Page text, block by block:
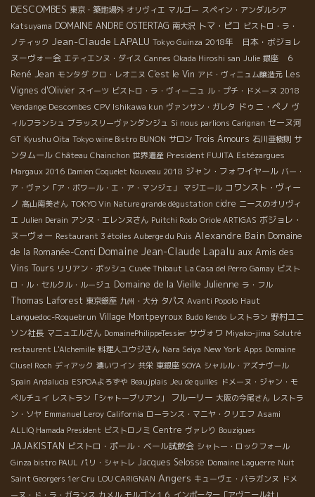
DESCOMBES 東京・築地場外 オリヴィエ マルゴー スペイン・アンダルシア
Katsuyama DOMAINE ANDRE OSTERTAG 南大沢 トマ・ピコ ビストロ・ラ・
ノティック
Jean-Claude LAPALU Tokyo Guinza 2018年 日本・ボジョレ
ヌーヴォー会 エティエンヌ・ダイス Cannes Okada Hiroshi san Julie 銀座 ６
René Jean モンタダ クロ・レオニヌ C'est le Vin アド・ヴィニュム醸造元 Les
Vignes d'Olivier スイーツ ビストロ・ラ・ヴィーニュ ル・プチ・ドメーヌ 2018
Vendange Descombes CPV Ishikawa kun ヴァンサン・ガレタ ドゥニ・ペノ ヴ
ィルフランシュ ブラッスリーヴァンダンジュ Si nous parlions Carignan セーヌ河
GT Kyushu Oita Tokyo wine Bistro BUNON サロン Trois Amours 石川亜樹則 サ
ンタムール Château Chainchon 世界遺産 President FUJITA Estézargues
Margaux 2016 Damien Coquelet Nouveau 2018 ジャン・フォワイヤール バー・
ア・ヴァン「ア・ボワール・エ・ア・マンジェ」
マジエール コワンスト・ヴィー
ノ 高山南美さん TOKYO Vin Nature grande dégustation cidre ニースのオリヴィ
エ Julien Derain アンヌ・エレンヌさん Puitchi Rodo Oriole ARTIGAS ボジョレ・
ヌーヴォー Restaurant 3 étoiles Auberge du Puis Alexandre Bain Domaine
de la Romanée-Conti Domaine Jean-Claude Lapalu aux Amis des
Vins Tours リリアン・ボッシュ Cuvée Thibaut La Casa del Perro Gamay ビスト
ロ・ル・セルクル・ルージュ Domaine de la Vieille Julienne ラ・フル
Thomas Laforest 東京銀座 九州・大分 タパス Avanti Popolo Haut
Languedoc-Roquebrun Village Montpeyroux Budo Kendo レストラン 野村ユニ
ソン社長 マニュエルさん DomainePhilippeTessier サヴォワ Miyako-jima Solutré
restaurent L'Alchemille 料理人ユウジさん Nara Seiya New York Apps Domaine
Clusel Roch ディアック 濃いワイン 共栄 東銀座 SOYA シャルル・アズナヴール
Spain Andalucia ESPOAよろずや Beaujplais Jeu de quilles ドメーヌ・ジャン・モ
ペルチュイ レストラン「シャトーブリアン」 フルーリー 大阪の今尾さん レストラ
ン・ソヤ Emmanuel Leroy California ローランス・マニヤ・クリエフ Asami
ALLIQ Hamada President ビストロノミ Centre ヴァレり Bouzigues
JAJAKISTAN ビストロ・ポール・ベール試飲会 シャトー・ロックフォール
Ginza bistro PAUL パリ・シャトレ Jacques Selosse Domaine Laguerre Nuit
Saint Georgers 1er Cru LOU CARIGNAN Angers キューヴェ・バラガンヌ ドメ
ーヌ・ド・ラ・ガランス カメル モルゴン１６ インポーター「アヴニール社」